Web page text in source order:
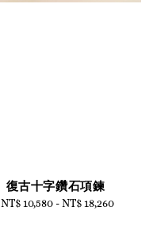
復古十字鑽石項鍊
Regular
NT$ 10,580-NT$ 18,260